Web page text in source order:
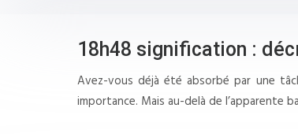
18h48 signification :
Avez-vous déjà été absorbé par une
importance. Mais au-delà de l’apparente